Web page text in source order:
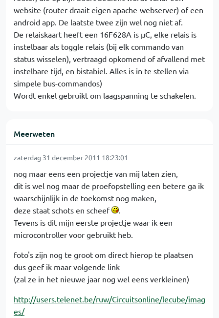
website (router draait eigen apache-webserver) of een
android app. De laatste twee zijn wel nog niet af.
De relaiskaart heeft een 16F628A is µC, elke relais is
instelbaar als toggle relais (bij elk commando van
status wisselen), vertraagd opkomend of afvallend met
instelbare tijd, en bistabiel. Alles is in te stellen via
simpele bus-commandos)
Wordt enkel gebruikt om laagspanning te schakelen.
Meerweten
zaterdag 31 december 2011 18:23:01
nog maar eens een projectje van mij laten zien,
dit is wel nog maar de proefopstelling een betere ga ik
waarschijnlijk in de toekomst nog maken,
deze staat schots en scheef
Tevens is dit mijn eerste projectje waar ik een
microcontroller voor gebruikt heb.
foto's zijn nog te groot om direct hierop te plaatsen
dus geef ik maar volgende link
(zal ze in het nieuwe jaar nog wel eens verkleinen)
http://users.telenet.be/ruw/Circuitsonline/lecube/imag
es/